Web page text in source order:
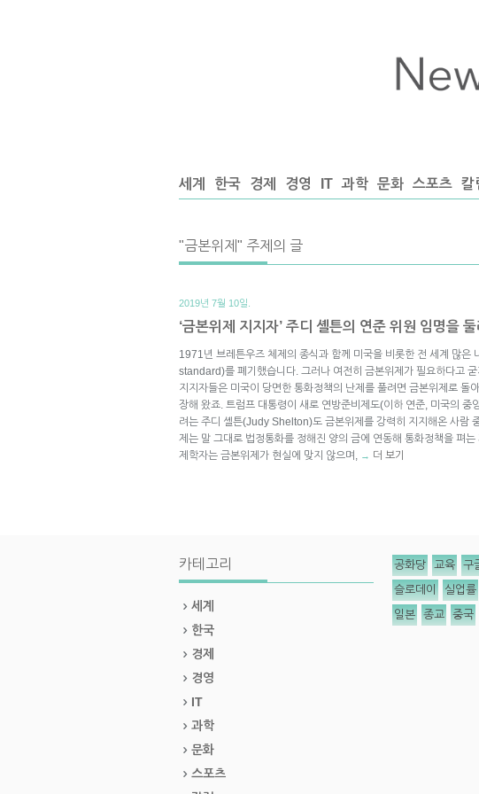
세계 한국 경제 경영 IT 과학 문화 스포츠 칼
"금본위제" 주제의 글
2019년 7월 10일.
‘금본위제 지지자’ 주디 셸튼의 연준 위원 임명을 둘
1971년 브레튼우즈 체제의 종식과 함께 미국을 비롯한 전 세계 많은
standard)를 폐기했습니다. 그러나 여전히 금본위제가 필요하다고
지지자들은 미국이 당면한 통화정책의 난제를 풀려면 금본위제로 돌
장해 왔죠. 트럼프 대통령이 새로 연방준비제도(이하 연준, 미국의 중
려는 주디 셸튼(Judy Shelton)도 금본위제를 강력히 지지해온 사람
제는 말 그대로 법정통화를 정해진 양의 금에 연동해 통화정책을 펴는
제학자는 금본위제가 현실에 맞지 않으며, → 더 보기
카테고리
세계
한국
경제
경영
IT
과학
문화
스포츠
공화당 교육 구
슬로데이 실업률
일본 종교 중국